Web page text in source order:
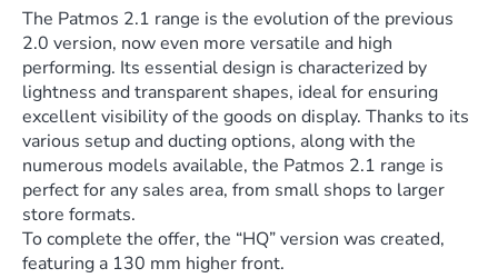
The Patmos 2.1 range is the evolution of the previous
2.0 version, now even more versatile and high
performing. Its essential design is characterized by
lightness and transparent shapes, ideal for ensuring
excellent visibility of the goods on display. Thanks to its
various setup and ducting options, along with the
numerous models available, the Patmos 2.1 range is
perfect for any sales area, from small shops to larger
store formats.
To complete the offer, the “HQ” version was created,
featuring a 130 mm higher front.